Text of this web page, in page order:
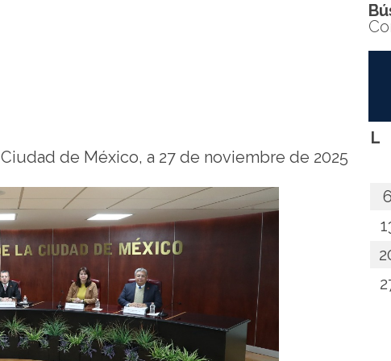
Ciudad de México, a 27 de noviembre de 2025
L
6